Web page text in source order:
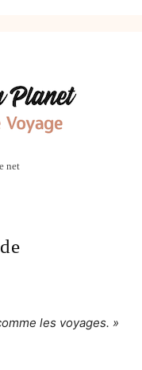
net
les voyages. »